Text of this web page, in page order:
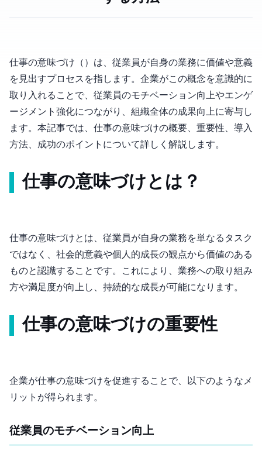
仕事の意味づけ（Job Meaning Making）は、従業員が自身の業務に価値や意義
を見出すプロセスを指します。企業がこの概念を意識的に
取り入れることで、従業員のモチベーション向上やエンゲ
ージメント強化につながり、組織全体の成果向上に寄与し
ます。本記事では、仕事の意味づけの概要、重要性、導入
方法、成功のポイントについて詳しく解説します。
仕事の意味づけとは？
仕事の意味づけとは、従業員が自身の業務を単なるタスク
ではなく、社会的意義や個人的成長の観点から価値のある
ものと認識することです。これにより、業務への取り組み
方や満足度が向上し、持続的な成長が可能になります。
仕事の意味づけの重要性
企業が仕事の意味づけを促進することで、以下のようなメ
リットが得られます。
従業員のモチベーション向上